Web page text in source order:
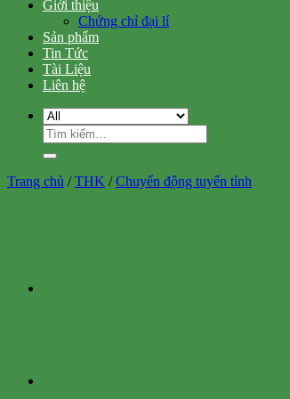
Giới thiệu
Chứng chỉ đại lí
Sản phẩm
Tin Tức
Tài Liệu
Liên hệ
Tìm
kiếm:
Trang chủ / THK / Chuyển động tuyến tính